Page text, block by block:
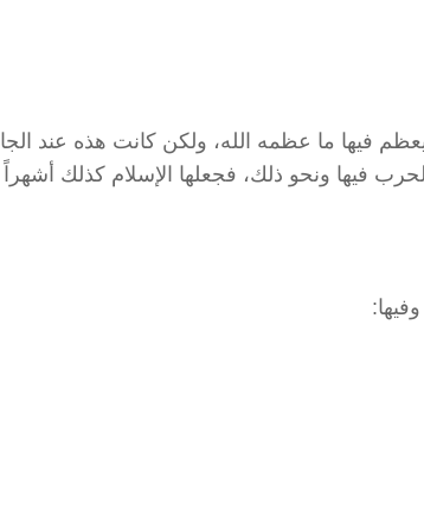
فيها ما عظمه الله، ولكن كانت هذه عند
فيها ونحو ذلك، فجعلها الإسلام كذلك